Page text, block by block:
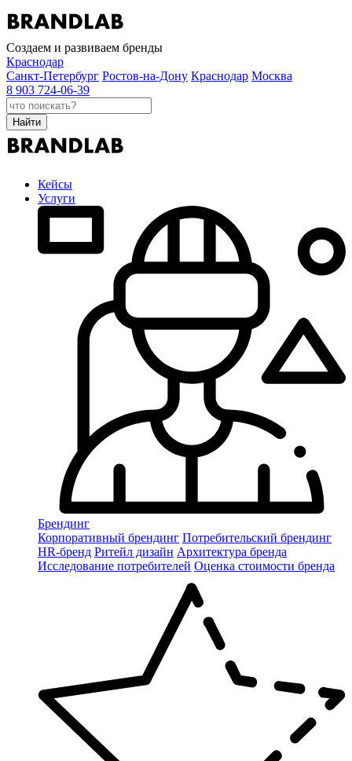
Создаем и развиваем бренды
Краснодар
Санкт-Петербург Ростов-на-Дону Краснодар Москва
8 903 724-06-39
Найти
Кейсы
Услуги
Брендинг
Корпоративный брендинг Потребительский брендинг
НR-бренд Ритейл дизайн Архитектура бренда
Исследование потребителей Оценка стоимости бренда